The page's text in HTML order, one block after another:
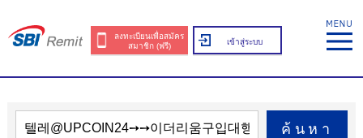
ลงทะเบียนเพื่อสมัคร
สมาชิก (ฟรี)
เข้าสู่ระบบ
ค้นหา